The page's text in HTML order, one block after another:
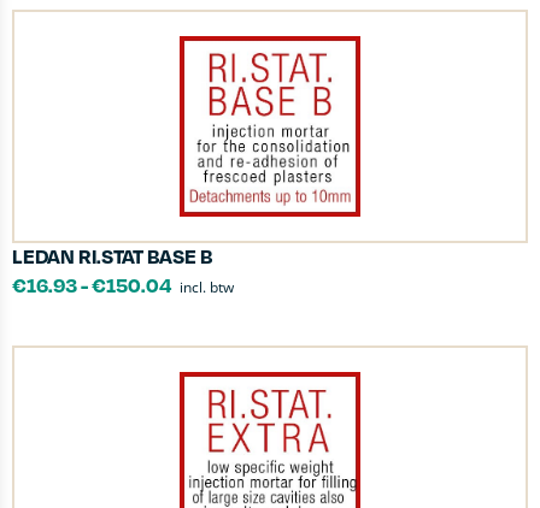
LEDAN RI.STAT BASE B
€16.93-€150.04 incl. btw